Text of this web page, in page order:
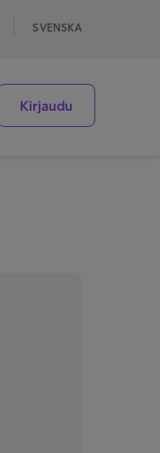
SVENSKA
Kirjaudu